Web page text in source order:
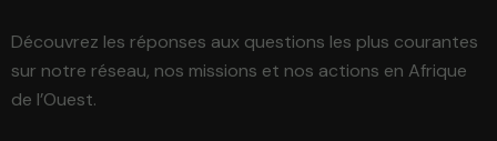
Découvrez les réponses aux questions les plus courantes
sur notre réseau, nos missions et nos actions en Afrique
de l’Ouest.